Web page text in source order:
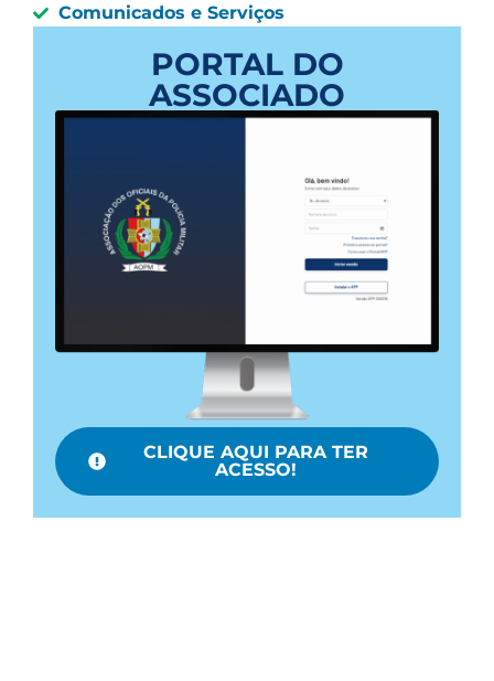
Comunicados e Serviços
PORTAL DO
ASSOCIADO
CLIQUE AQUI PARA TER
ACESSO!